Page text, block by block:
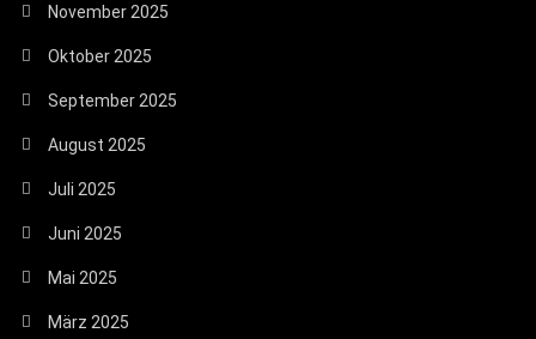
November 2025
Oktober 2025
September 2025
August 2025
Juli 2025
Juni 2025
Mai 2025
März 2025